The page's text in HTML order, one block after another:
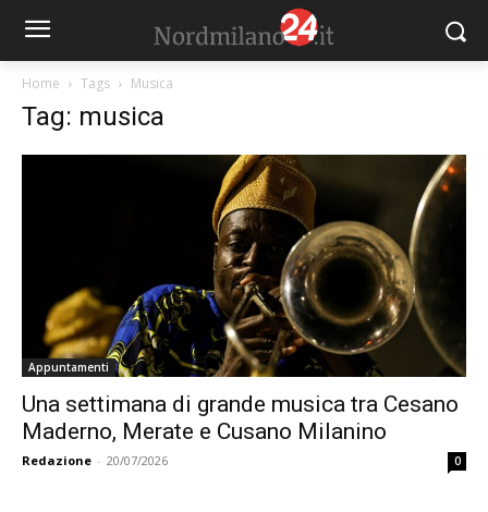
Home Tags Musica
Tag: musica
Appuntamenti
Una settimana di grande musica tra Cesano
Maderno, Merate e Cusano Milanino
Redazione - 20/07/2026 0